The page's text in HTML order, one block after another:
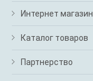
Интернет магазин
Каталог товаров
Партнерство